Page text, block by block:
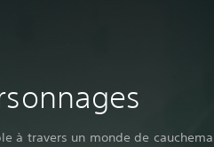
à travers un monde de